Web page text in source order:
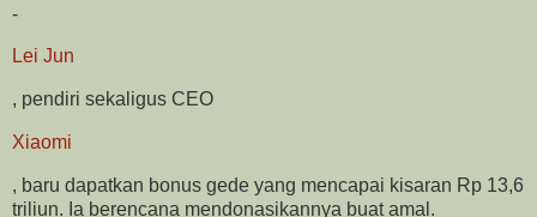
-
Lei Jun
, pendiri sekaligus CEO
Xiaomi
, baru dapatkan bonus gede yang mencapai kisaran Rp 13,6
triliun. Ia berencana mendonasikannya buat amal.